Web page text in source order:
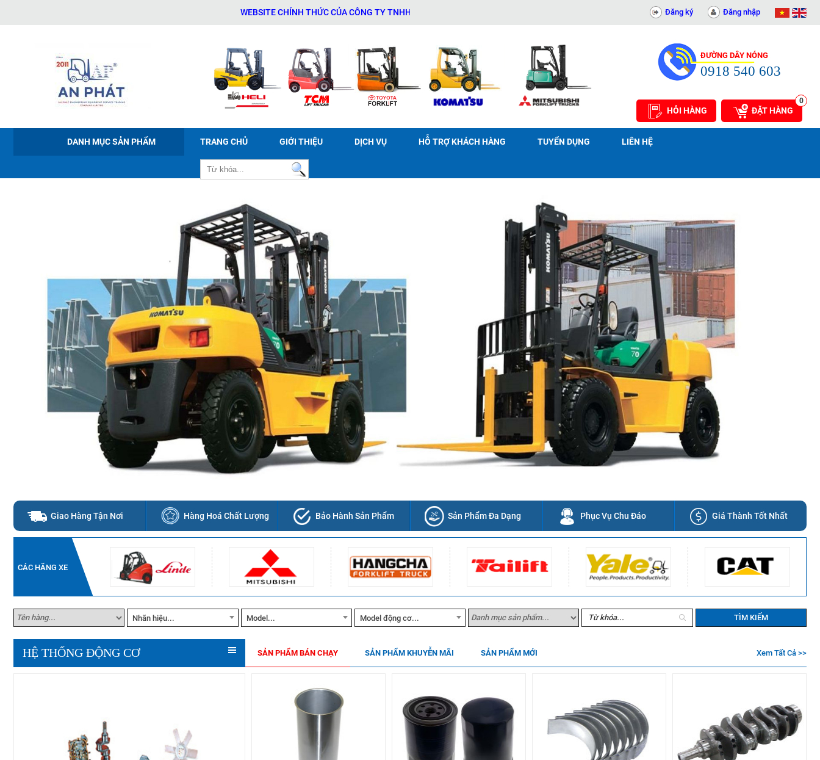
WEBSITE CHÍNH THỨC CỦA CÔNG TY TNHH THƯƠNG MẠI DỊCH VỤ THIẾT BỊ KỸ THUẬT AN PHÁT - 0311414081 Đăng ký Đăng nhập
ĐƯỜNG DÂY NÓNG
0918 540 603
HỎI HÀNG ĐẶT HÀNG
0
DANH MỤC SẢN PHẨM TRANG CHỦ GIỚI THIỆU DỊCH VỤ HỖ TRỢ KHÁCH HÀNG TUYỂN DỤNG LIÊN HỆ
Giao Hàng Tận Nơi Hàng Hoá Chất Lượng Bảo Hành Sản Phẩm Sản Phẩm Đa Dạng Phục Vụ Chu Đáo Giá Thành Tốt Nhất
CÁC HÃNG XE
Nhãn hiệu... Model... Model động cơ... TÌM KIẾM
HỆ THỐNG ĐỘNG CƠ SẢN PHẨM BÁN CHẠY SẢN PHẨM KHUYỄN MÃI SẢN PHẨM MỚI Xem Tất Cả >>